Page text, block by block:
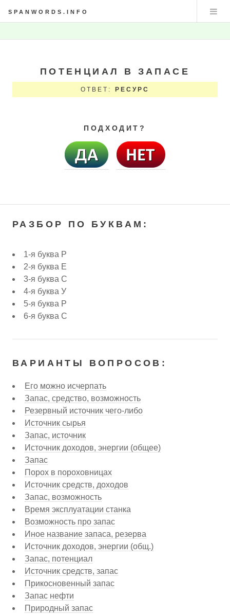
SPANWORDS.INFO
ПОТЕНЦИАЛ В ЗАПАСЕ
ОТВЕТ: РЕСУРС
ПОДХОДИТ?
РАЗБОР ПО БУКВАМ:
1-я буква Р
2-я буква Е
3-я буква С
4-я буква У
5-я буква Р
6-я буква С
ВАРИАНТЫ ВОПРОСОВ:
Его можно исчерпать
Запас, средство, возможность
Резервный источник чего-либо
Источник сырья
Запас, источник
Источник доходов, энергии (общее)
Запас
Порох в пороховницах
Источник средств, доходов
Запас, возможность
Время эксплуатации станка
Возможность про запас
Иное название запаса, резерва
Источник доходов, энергии (общ.)
Запас, потенциал
Источник средств, запас
Прикосновенный запас
Запас нефти
Природный запас